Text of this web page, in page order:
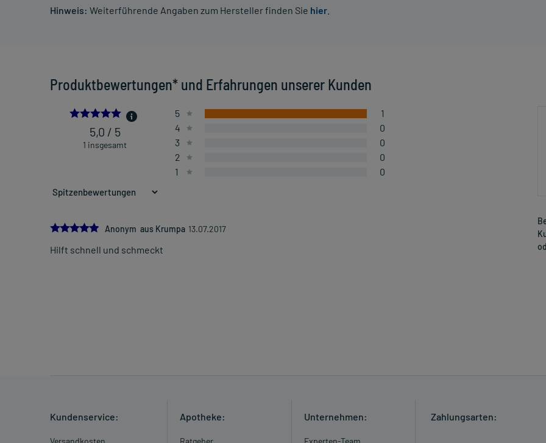
Hinweis: Weiterführende Angaben zum Hersteller finden Sie hier
Produktbewertungen* und Erfahrungen unserer Kunden
5.0
5,0 / 5
1 insgesamt
5
1
4
0
3
0
2
0
1
0
5.0
Anonym aus Krumpa 13.07.2017
Hilft schnell und schmeckt
Kundenservice: Apotheke: Unternehmen: Zahlungsarten: